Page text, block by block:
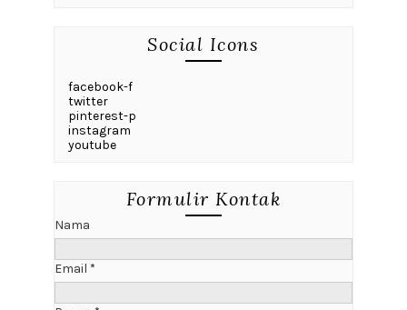
Social Icons
facebook-f
twitter
pinterest-p
instagram
youtube
Formulir Kontak
Nama
Email *